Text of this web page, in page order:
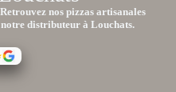
nos pizzas artisanales
distributeur à Louchats.